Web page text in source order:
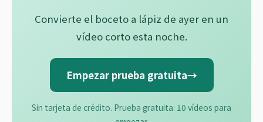
Convierte el boceto a lápiz de ayer en un
vídeo corto esta noche.
Empezar prueba gratuita→
Sin tarjeta de crédito. Prueba gratuita: 10 vídeos para